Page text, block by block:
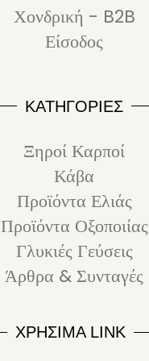
Χονδρική - B2B
Είσοδος
ΚΑΤΗΓΟΡΙΕΣ
Ξηροί Καρποί
Κάβα
Προϊόντα Ελιάς
Προϊόντα Οξοποιίας
Γλυκιές Γεύσεις
Άρθρα & Συνταγές
ΧΡΗΣΙΜΑ LINK